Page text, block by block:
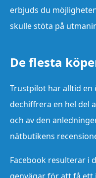
erbjuds du
skulle stöta på
De flesta
Trustpilot har alltid
dechiffrera en hel del
och av den
nätbutikens
Facebook resulterar i
genvägar för att få